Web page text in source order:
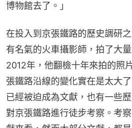
博物館去了。」
在投入到京張鐵路的歷史調研
有名氣的火車攝影師，拍了大
2012年，他翻檢十年來拍的照
張鐵路沿線的變化實在是太大
已經被迫成為文獻，也有一些
對京張鐵路進行徒步考察。考